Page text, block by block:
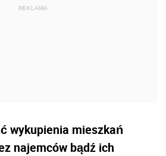
wykupienia mieszkań
najemców bądź ich